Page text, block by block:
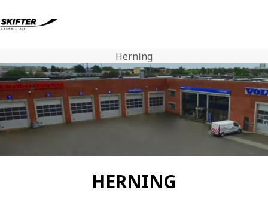
Volvo Lastbiler
Renault Lastbiler
Brugte lastbiler
Nyheder
Kontakt os
Om os
Herning
HERNING